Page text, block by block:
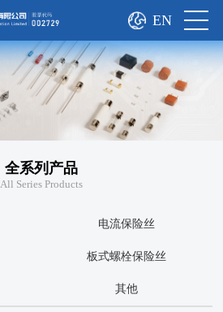
EN
全系列产品
All Series Products
电流保险丝
板式螺栓保险丝
其他